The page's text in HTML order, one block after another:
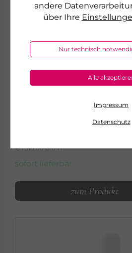
andere
über Ihre
Nur technisch
Alle
Impressum
Datenschutz
DR. GRANDEL
Glättende Gesichtscreme
€ 1.318,00 pro 1 l
sofort lieferbar
zum Produkt